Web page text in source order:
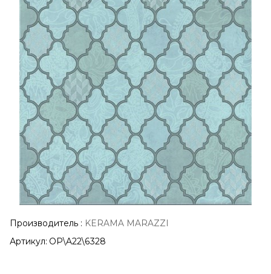
Производитель : KERAMA MARAZZI
Артикул: OP\A22\6328